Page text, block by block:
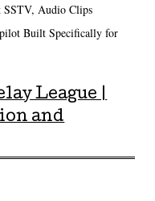
SSTV, Audio Clips
Built Specifically for
League |
and